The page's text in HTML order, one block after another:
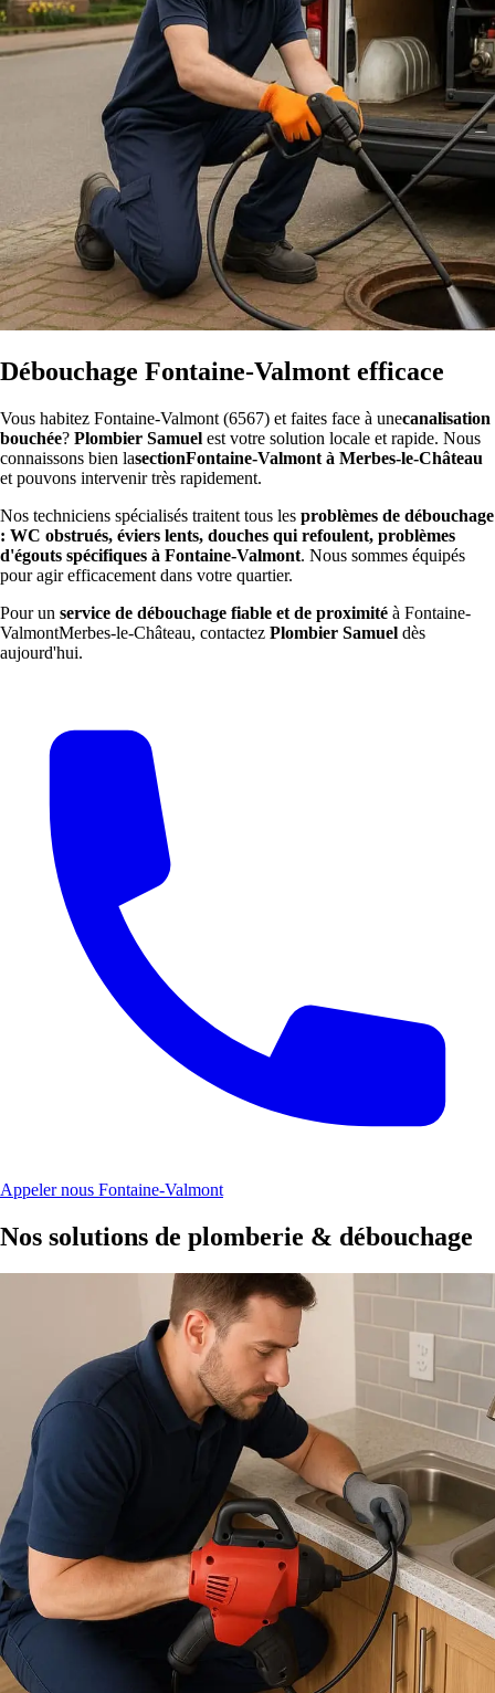
Débouchage Fontaine-Valmont efficace
Vous habitez Fontaine-Valmont (6567) et faites face à unecanalisation
bouchée? Plombier Samuel est votre solution locale et rapide. Nous
connaissons bien lasectionFontaine-Valmont à Merbes-le-Château
et pouvons intervenir très rapidement.
Nos techniciens spécialisés traitent tous les problèmes de débouchage
: WC obstrués, éviers lents, douches qui refoulent, problèmes
d'égouts spécifiques à Fontaine-Valmont. Nous sommes équipés
pour agir efficacement dans votre quartier.
Pour un service de débouchage fiable et de proximité à Fontaine-
ValmontMerbes-le-Château, contactez Plombier Samuel dès
aujourd'hui.
Appeler nous Fontaine-Valmont
Nos solutions de plomberie & débouchage